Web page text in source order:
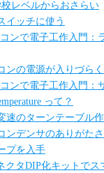
レベルからおさらい
イッチに使う
ンで電子工作入門：
ンの電源が入りづら
ンで電子工作入門：
って？
速のターンテーブル作
ンデンサのありがた
プを入手
クタDIP化キットで